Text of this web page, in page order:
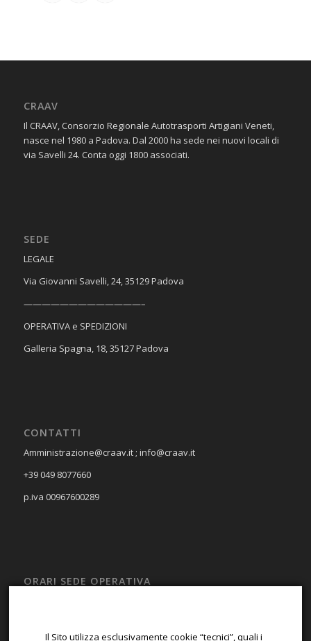
CRAAV
Il CRAAV, Consorzio Regionale Autotrasporti Artigiani Veneti,
nasce nel 1980 a Padova. Dal 2000 ha sede nei nuovi locali di
via Savelli 24. Conta oggi 1800 associati.
SEDE
​LEGALE
Via Giovanni Savelli, 24, 35129 Padova
—————————————–
OPERATIVA e SPEDIZIONI
Galleria Spagna, 18, 35127 Padova
CONTATTI
Amministrazione@craav.it ; info@craav.it
+39 049 8077660
p.iva 00967600289
ORARI SEDE OPERATIVA
Il Sito utilizza esclusivamente cookie “tecnici”, quali i